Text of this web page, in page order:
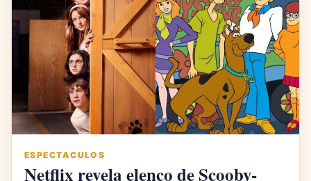
ESPECTACULOS
Netflix revela elenco de Scooby-